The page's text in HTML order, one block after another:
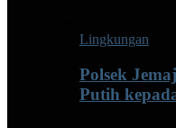
Lingkungan
Polsek
Putih